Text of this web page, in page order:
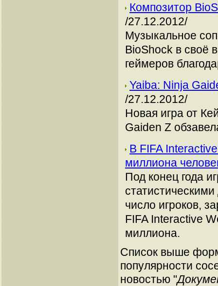
Композитор
/27.12.2012/
Музыкальное
BioShock в своё
геймеров
Yaiba: Ninja
/27.12.2012/
Новая игра от
Gaiden Z
В FIFA
миллиона
Под конец года
число игроков,
FIFA Interactive
миллиона.
Список выше
популярности
новостью "